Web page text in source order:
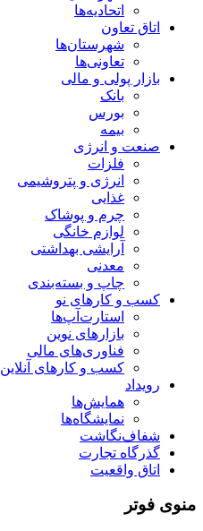
اتحادیه‌ها
اتاق تعاون
شهرستان‌ها
تعاونی‌ها
بازار پولی و مالی
بانک
بورس
بیمه
صنعت و انرژی
فلزات
انرژی و پتروشیمی
غذایی
چرم و پوشاک
لوازم خانگی
آرایشی بهداشتی
معدنی
چاپ و بسته‌بندی
کسب و کارهای نو
استارت‌آپ‌ها
بازارهای نوین
فناوری‌های مالی
کسب و کارهای آنلاین
رویداد
همایش‌ها
نمایشگاه‌ها
شفاف‌نگاشت
گذرگاه تجارت
اتاق واقعیت
منوی فوتر